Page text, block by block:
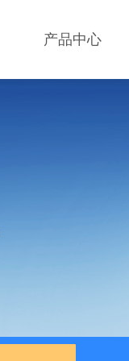
产品中心